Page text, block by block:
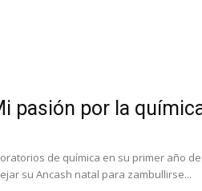
pasión por la
de química en su primer año
su Ancash natal para zambullirse...